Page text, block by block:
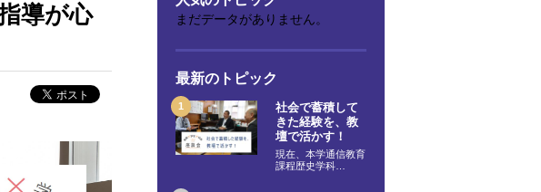
導が心
まだデータがありません。
最新のトピック
社会で蓄積して
きた経験を、教
壇で活かす！
現在、本学通信教育
課程歴史学科…